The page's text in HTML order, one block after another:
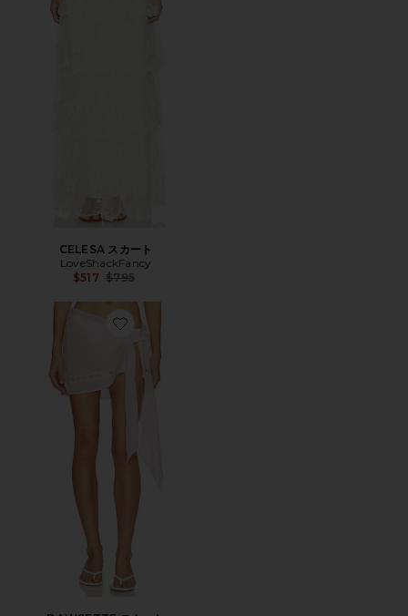
CELESA スカート
LoveShackFancy
$517 Previous price:
$795
Favorite DAWSETTE スカート